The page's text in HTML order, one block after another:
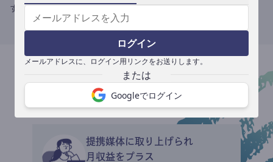
ログイン
メールアドレスに、ログイン用リンクをお送りします。
Googleでログイン
す。
収益イメージ
提携媒体に取り上げられ
月収益をプラス